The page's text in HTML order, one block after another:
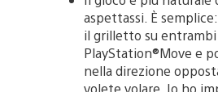
aspettassi. È
il grilletto su
PlayStation®Move e
nella direzione
volete volare. Io ho